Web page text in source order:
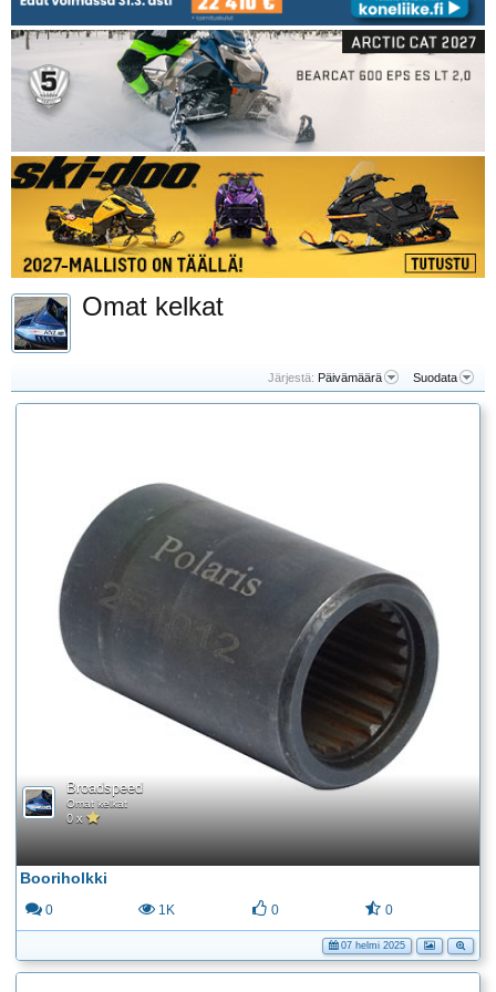
Omat kelkat
Järjestä: Päivämäärä Suodata
Broadspeed
Omat kelkat
0 x
Booriholkki
0 1K 0 0
07 helmi 2025